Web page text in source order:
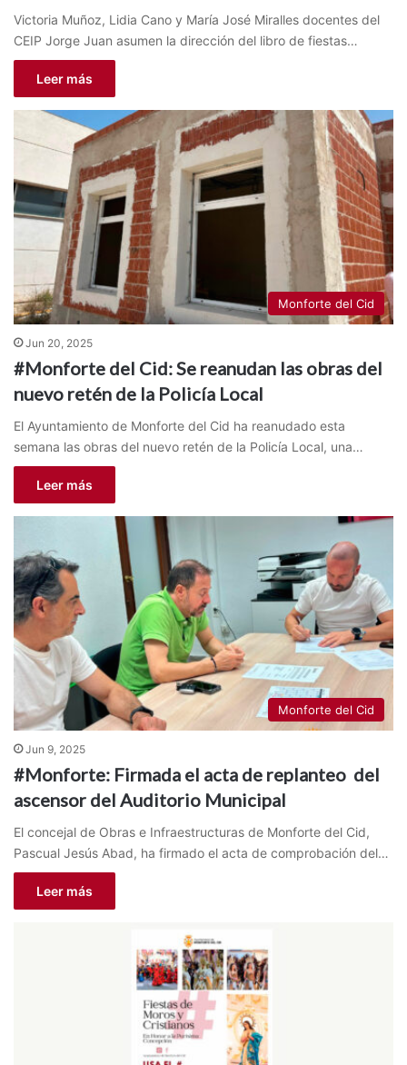
Victoria Muñoz, Lidia Cano y María José Miralles docentes del
CEIP Jorge Juan asumen la dirección del libro de fiestas…
Leer más
Monforte del Cid
Jun 20, 2025
#Monforte del Cid: Se reanudan las obras del
nuevo retén de la Policía Local
El Ayuntamiento de Monforte del Cid ha reanudado esta
semana las obras del nuevo retén de la Policía Local, una…
Leer más
Monforte del Cid
Jun 9, 2025
#Monforte: Firmada el acta de replanteo del
ascensor del Auditorio Municipal
El concejal de Obras e Infraestructuras de Monforte del Cid,
Pascual Jesús Abad, ha firmado el acta de comprobación del…
Leer más